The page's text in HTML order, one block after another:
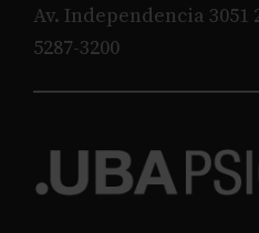
Av. Independencia 3051
5287-3200